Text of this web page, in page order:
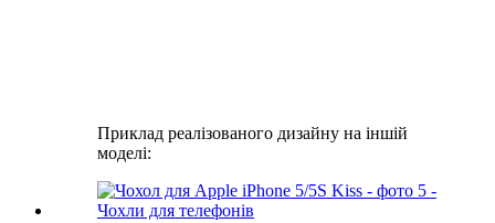
Приклад реалізованого дизайну на іншій
моделі: